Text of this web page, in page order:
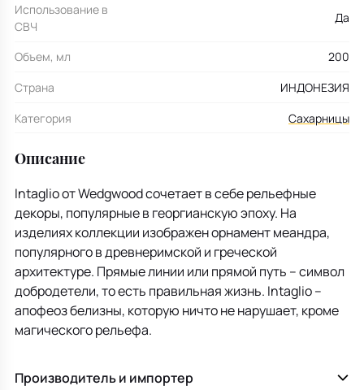
Использование в
СВЧ
Да
Объем, мл
200
Страна
ИНДОНЕЗИЯ
Категория
Сахарницы
Описание
Intaglio от Wedgwood сочетает в себе рельефные
декоры, популярные в георгианскую эпоху. На
изделиях коллекции изображен орнамент меандра,
популярного в древнеримской и греческой
архитектуре. Прямые линии или прямой путь – символ
добродетели, то есть правильная жизнь. Intaglio –
апофеоз белизны, которую ничто не нарушает, кроме
магического рельефа.
Производитель и импортер